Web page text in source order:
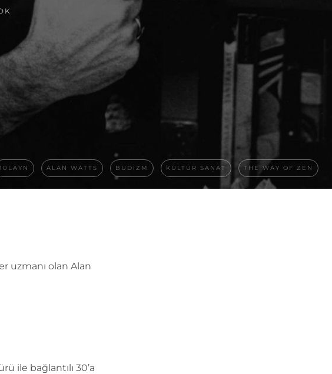
10LAYN ALAN WATTS BUDIZM KÜLTÜR SANAT THE WAY OF ZEN
uzmanı olan Alan
ile bağlantılı 30’a